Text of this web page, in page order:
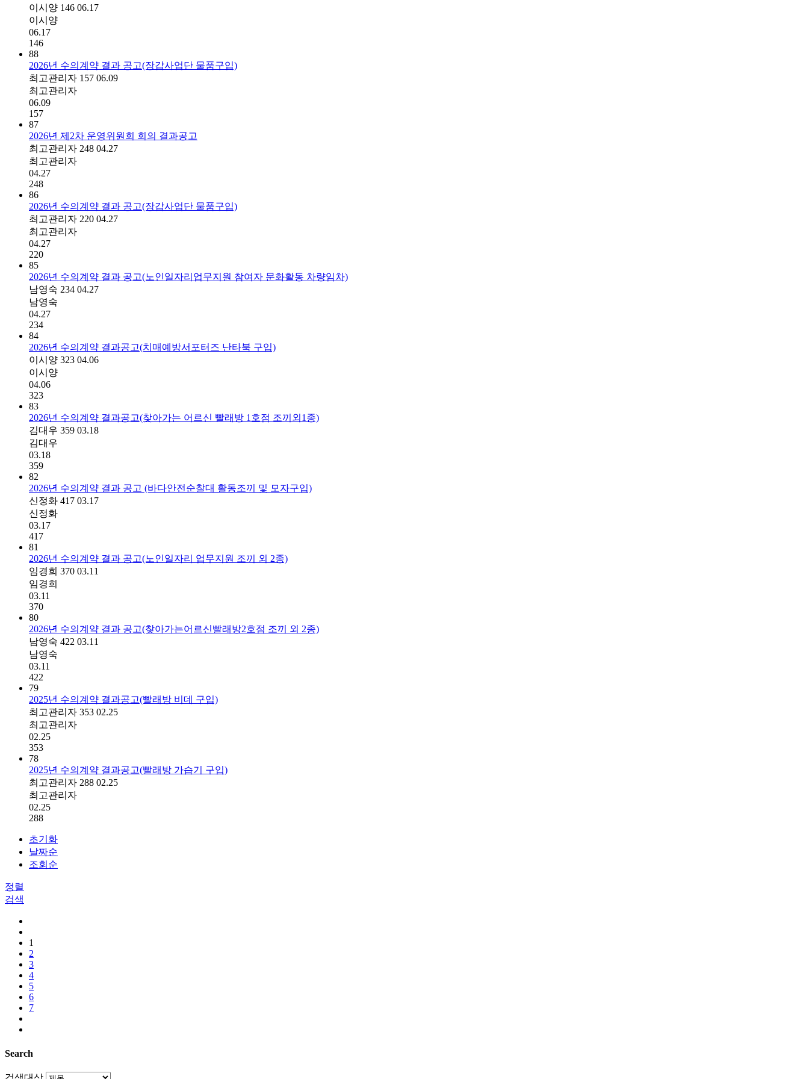
이시양 146 06.17
이시양
06.17
146
88
2026년 수의계약 결과 공고(장갑사업단 물품구입)
최고관리자 157 06.09
최고관리자
06.09
157
87
2026년 제2차 운영위원회 회의 결과공고
최고관리자 248 04.27
최고관리자
04.27
248
86
2026년 수의계약 결과 공고(장갑사업단 물품구입)
최고관리자 220 04.27
최고관리자
04.27
220
85
2026년 수의계약 결과 공고(노인일자리업무지원 참여자 문화활동 차량임차)
남영숙 234 04.27
남영숙
04.27
234
84
2026년 수의계약 결과공고(치매예방서포터즈 난타북 구입)
이시양 323 04.06
이시양
04.06
323
83
2026년 수의계약 결과공고(찾아가는 어르신 빨래방 1호점 조끼외1종)
김대우 359 03.18
김대우
03.18
359
82
2026년 수의계약 결과 공고 (바다안전순찰대 활동조끼 및 모자구입)
신정화 417 03.17
신정화
03.17
417
81
2026년 수의계약 결과 공고(노인일자리 업무지원 조끼 외 2종)
임경희 370 03.11
임경희
03.11
370
80
2026년 수의계약 결과 공고(찾아가는어르신빨래방2호점 조끼 외 2종)
남영숙 422 03.11
남영숙
03.11
422
79
2025년 수의계약 결과공고(빨래방 비데 구입)
최고관리자 353 02.25
최고관리자
02.25
353
78
2025년 수의계약 결과공고(빨래방 가습기 구입)
최고관리자 288 02.25
최고관리자
02.25
288
초기화
날짜순
조회순
정렬
검색
1
2
3
4
5
6
7
Search